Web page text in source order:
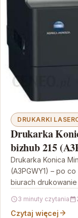
DRUKARKI
Drukarka
bizhub 215
Drukarka Konica
(A3PGWY1) – po
biurach
3 minuty czytania
Czytaj więcej